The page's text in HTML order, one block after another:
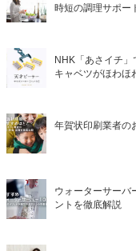
時短の調理サポー
NHK「あさイチ」
キャベツがほわほ
年賀状印刷業者の
ウォーターサーバ
ントを徹底解説